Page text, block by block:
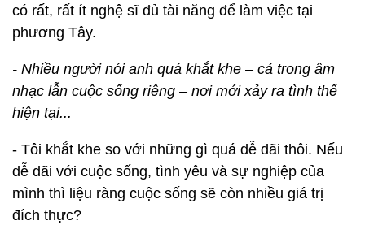
có rất, rất ít nghệ sĩ đủ tài năng để làm việc tại
phương Tây.
- Nhiều người nói anh quá khắt khe – cả trong âm
nhạc lẫn cuộc sống riêng – nơi mới xảy ra tình thế
hiện tại...
- Tôi khắt khe so với những gì quá dễ dãi thôi. Nếu
dễ dãi với cuộc sống, tình yêu và sự nghiệp của
mình thì liệu ràng cuộc sống sẽ còn nhiều giá trị
đích thực?